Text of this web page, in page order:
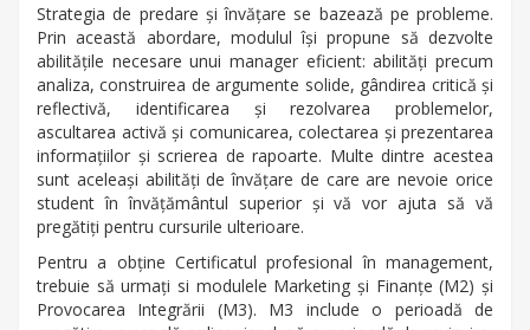
Strategia de predare și învățare se bazează pe probleme.
Prin această abordare, modulul își propune să dezvolte
abilitățile necesare unui manager eficient: abilități precum
analiza, construirea de argumente solide, gândirea critică și
reflectivă, identificarea și rezolvarea problemelor,
ascultarea activă și comunicarea, colectarea și prezentarea
informațiilor și scrierea de rapoarte. Multe dintre acestea
sunt aceleași abilități de învățare de care are nevoie orice
student în învățământul superior și vă vor ajuta să vă
pregătiți pentru cursurile ulterioare.
Pentru a obține Certificatul profesional în management,
trebuie să urmați si modulele Marketing și Finanțe (M2) și
Provocarea Integrării (M3). M3 include o perioadă de